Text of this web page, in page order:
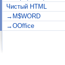
Чистый HTML
→M$WORD
→OOffice